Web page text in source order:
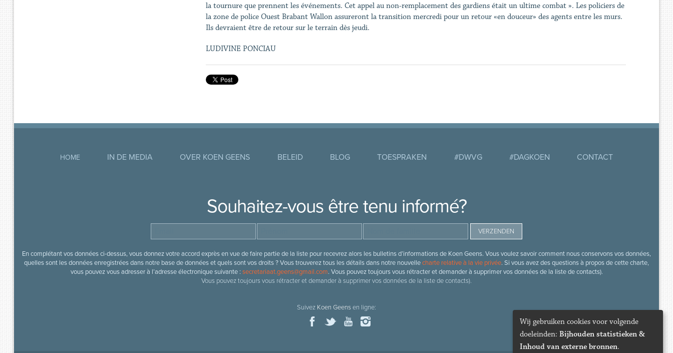
la tournure que prennent les événements. Cet appel au non-remplacement des gardiens était un ultime combat ». Les policiers de
la zone de police Ouest Brabant Wallon assureront la transition mercredi pour un retour «en douceur» des agents entre les murs.
Ils devraient être de retour sur le terrain dès jeudi.
LUDIVINE PONCIAU
HOME IN DE MEDIA OVER KOEN GEENS BELEID BLOG TOESPRAKEN #DWVG #DAGKOEN CONTACT
Souhaitez-vous être tenu informé?
En complétant vos données ci-dessus, vous donnez votre accord exprès en vue de faire partie de la liste pour recevrez alors les bulletins d’informations de Koen Geens. Vous voulez savoir comment nous conservons vos données,
quelles sont les données enregistrées dans notre base de données et quels sont vos droits ? Vous trouverez tous les détails dans notre nouvellecharte relative à la vie privée. Si vous avez des questions à propos de cette charte,
vous pouvez vous adresser à l’adresse électronique suivante : secretariaat.geens@gmail.com. Vous pouvez toujours vous rétracter et demander à supprimer vos données de la liste de contacts).
Vous pouvez toujours vous rétracter et demander à supprimer vos données de la liste de contacts).
Suivez Koen Geensen ligne:
Wij gebruiken cookies voor volgende
doeleinden: Bijhouden statistieken &
Inhoud van externe bronnen.